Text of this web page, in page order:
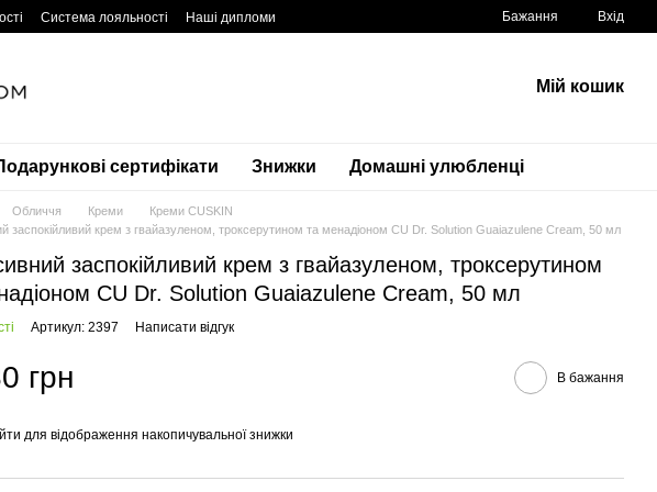
Система лояльності Наші дипломи Бажання Вхід
Мій кошик
сертифікати Знижки Домашні улюбленці
Обличчя Креми
Креми CUSKIN
заспокійливий крем з гвайазуленом, троксерутином та менадіоном CU Dr. Solution Guaiazulene Cream, 50 мл
заспокійливий крем з гвайазуленом, троксерутином
CU Dr. Solution Guaiazulene Cream, 50 мл
Артикул: 2397 Написати відгук
грн В бажання
для відображення накопичувальної знижки